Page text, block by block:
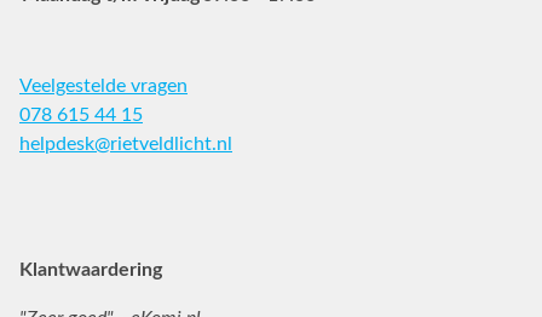
Veelgestelde vragen
078 615 44 15
helpdesk@rietveldlicht.nl
Klantwaardering